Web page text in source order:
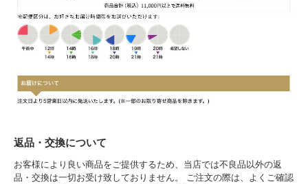
返品・交換について
お客様により良い商品をご提供するため、当店では不良品以外の返
品・交換は一切お受け致しておりません。 ご注文の際は、よくご確認